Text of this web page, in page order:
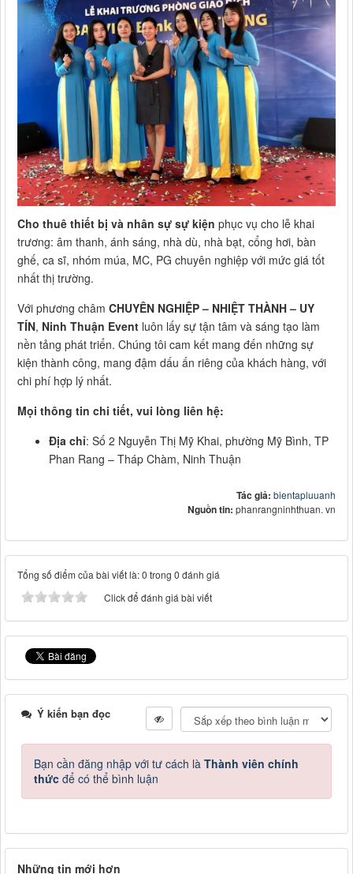
Cho thuê thiết bị và nhân sự sự kiện phục vụ cho lễ khai
trương: âm thanh, ánh sáng, nhà dù, nhà bạt, cổng hơi, bàn
ghế, ca sĩ, nhóm múa, MC, PG chuyên nghiệp với mức giá tốt
nhất thị trường.
Với phương châm CHUYÊN NGHIỆP – NHIỆT THÀNH – UY
TÍN, Ninh Thuận Event luôn lấy sự tận tâm và sáng tạo làm
nền tảng phát triển. Chúng tôi cam kết mang đến những sự
kiện thành công, mang đậm dấu ấn riêng của khách hàng, với
chi phí hợp lý nhất.
Mọi thông tin chi tiết, vui lòng liên hệ:
Địa chỉ: Số 2 Nguyễn Thị Mỹ Khai, phường Mỹ Bình, TP
Phan Rang – Tháp Chàm, Ninh Thuận
Tác giả: bientapluuanh
Nguồn tin: phanrangninhthuan. vn
Tổng số điểm của bài viết là: 0 trong 0 đánh giá
Click để đánh giá bài viết
Ý kiến bạn đọc
Bạn cần đăng nhập với tư cách là Thành viên chính
thức để có thể bình luận
Những tin mới hơn